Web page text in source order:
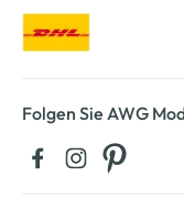
Folgen Sie AWG